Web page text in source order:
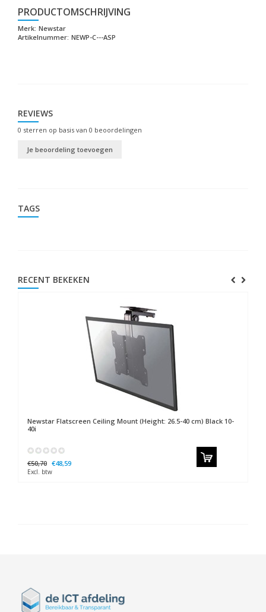
PRODUCTOMSCHRIJVING
Merk: Newstar
Artikelnummer: NEWP-C---ASP
REVIEWS
0 sterren op basis van 0 beoordelingen
Je beoordeling toevoegen
TAGS
RECENT BEKEKEN
Newstar Flatscreen Ceiling Mount (Height: 26.5-40 cm) Black 10-
40i
€50,70 €48,59
Excl. btw